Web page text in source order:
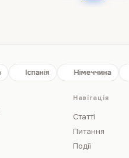
Іспанія Німеччина
Навігація
Статті
Питання
Події